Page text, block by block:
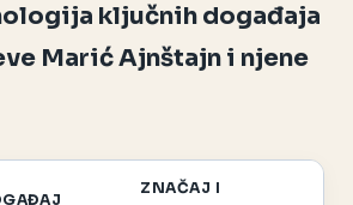
ključnih događaja
Marić Ajnštajn i njene
ZNAČAJ I